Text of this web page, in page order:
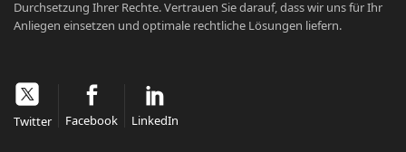
Durchsetzung Ihrer Rechte. Vertrauen Sie darauf, dass wir uns für Ihr
Anliegen einsetzen und optimale rechtliche Lösungen liefern.
Twitter Facebook LinkedIn